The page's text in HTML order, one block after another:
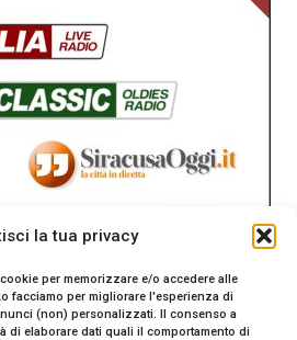
la tua privacy
per memorizzare e/o accedere alle
facciamo per migliorare l'esperienza di
(non) personalizzati. Il consenso a
di elaborare dati quali il comportamento di